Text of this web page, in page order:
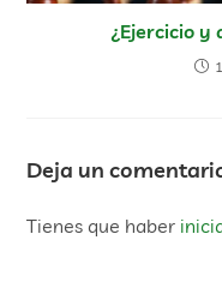
¿Ejercicio y
Deja un
Tienes que haber